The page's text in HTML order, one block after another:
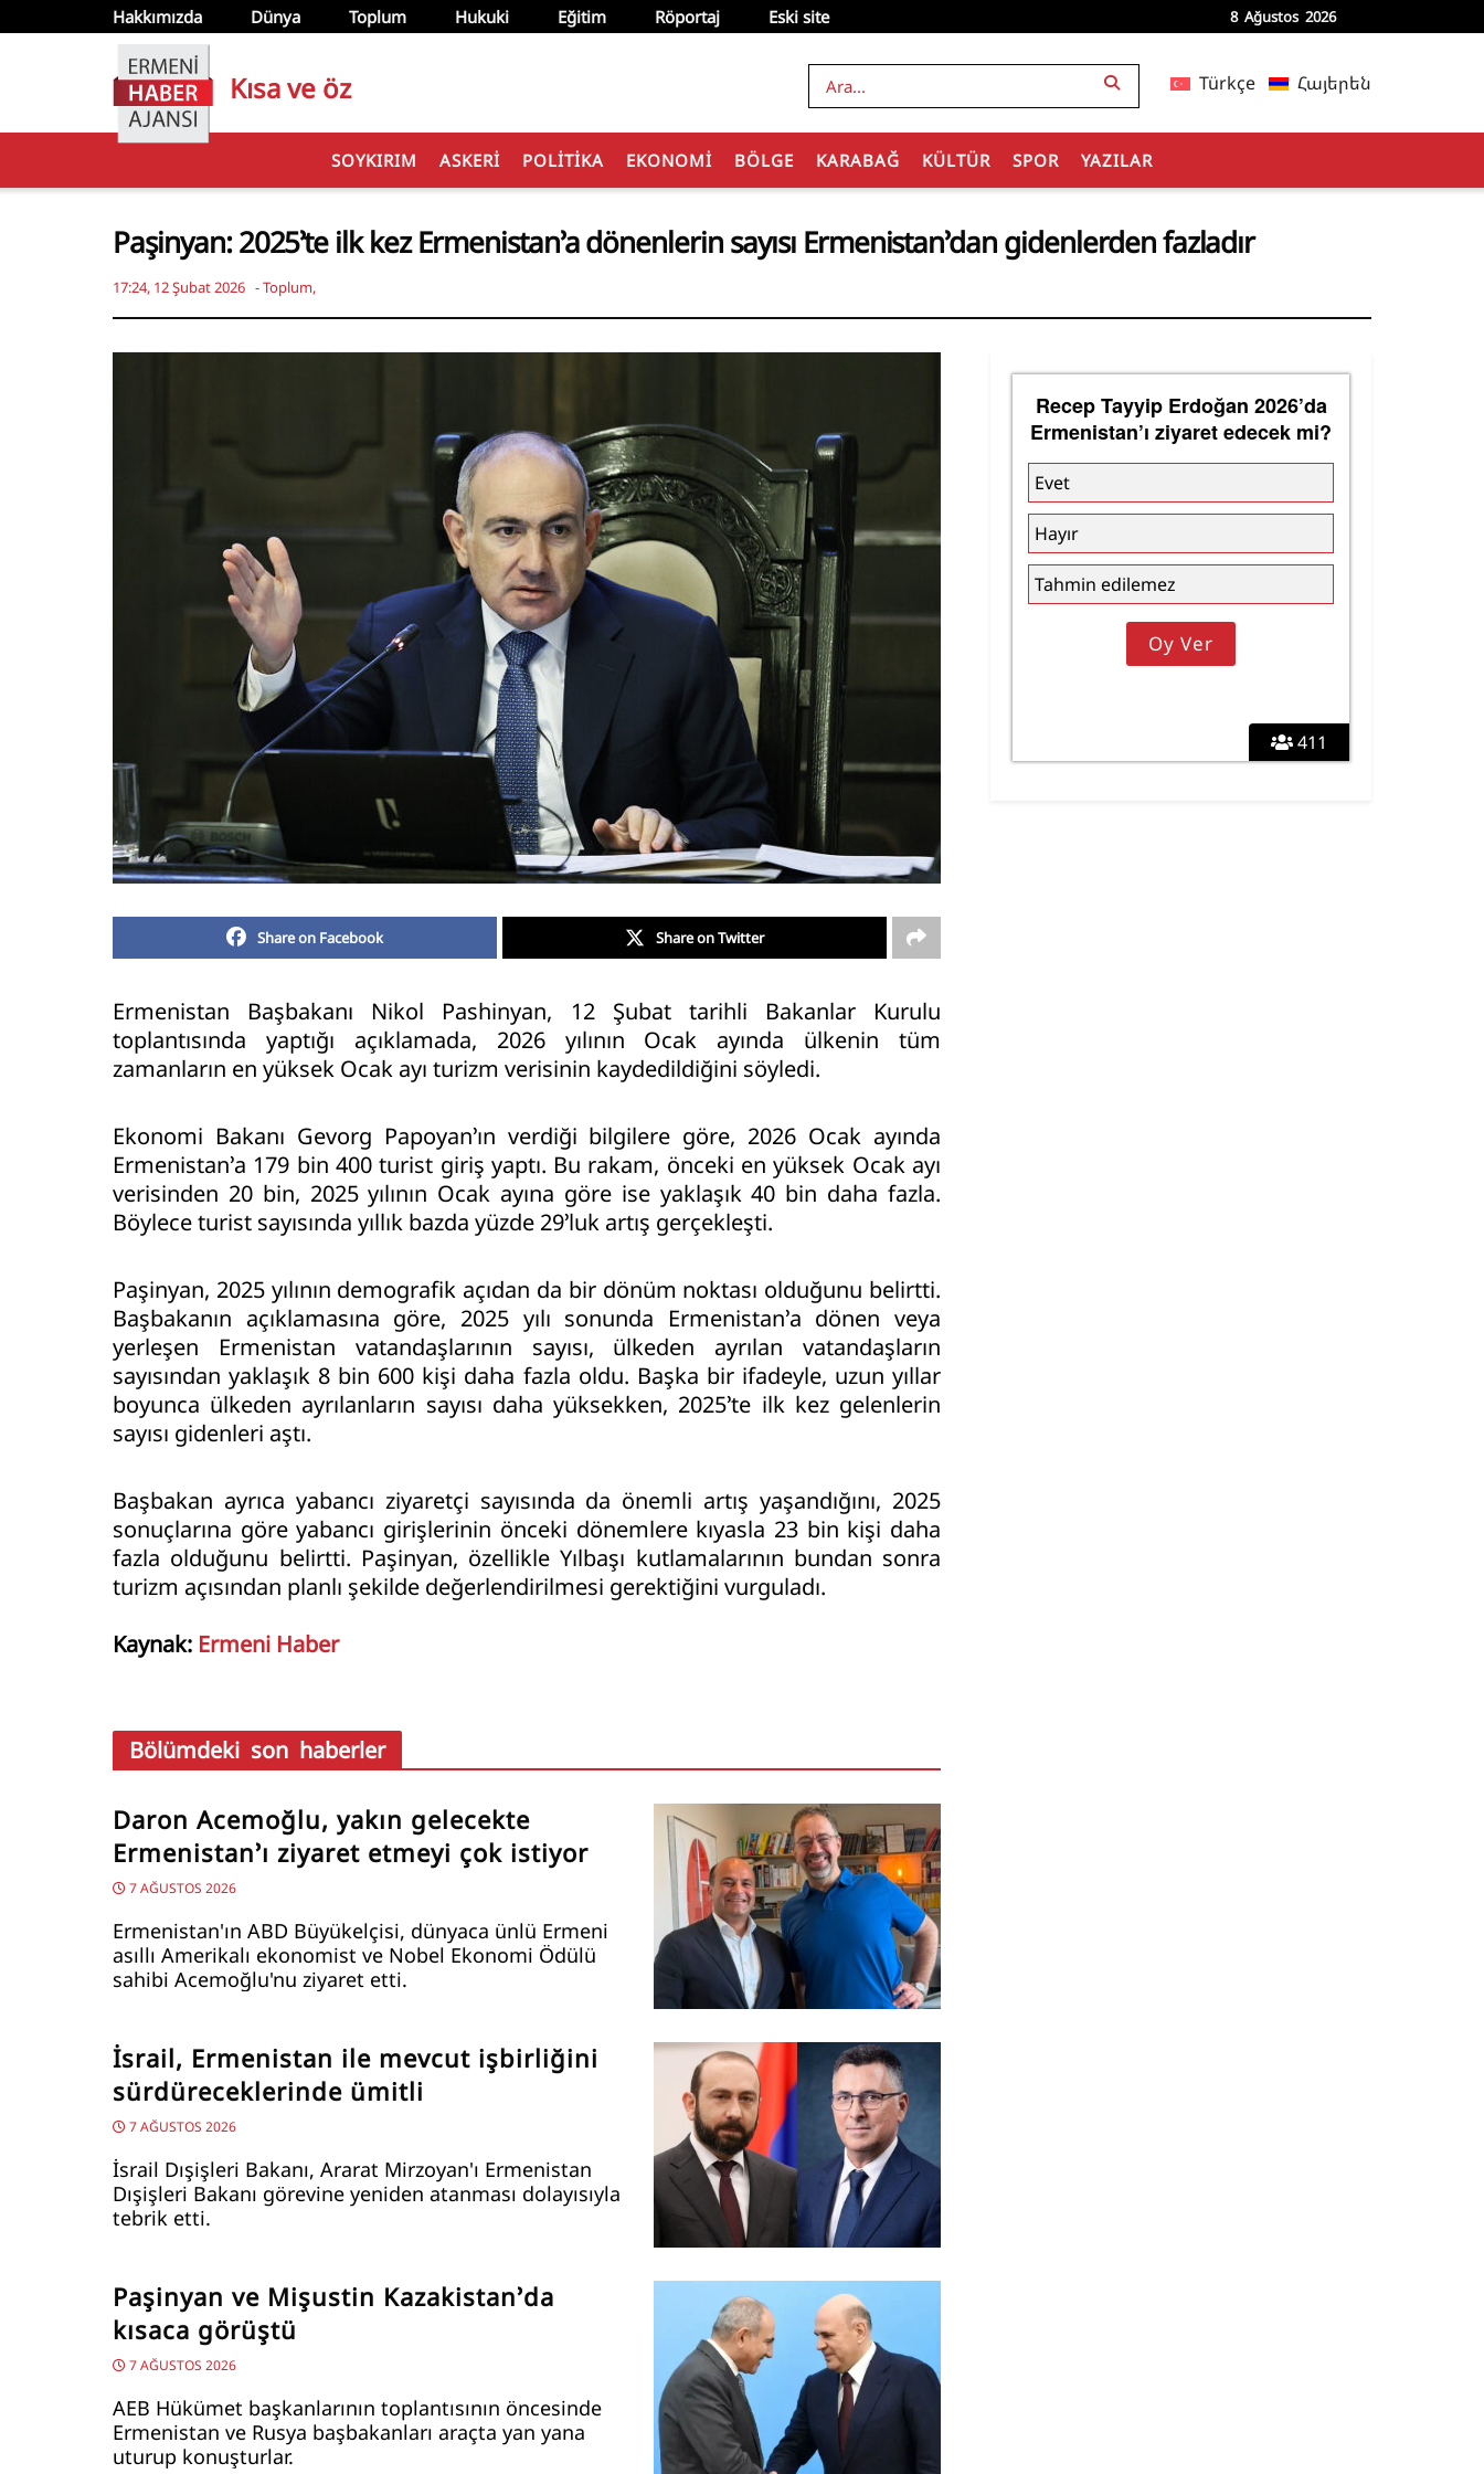
Hakkımızda Dünya Toplum Hukuki Eğitim Röportaj Eski site 8 Ağustos 2026
Kısa ve öz Türkçe Հայերեն
SOYKIRIM ASKERI POLITIKA EKONOMI BÖLGE KARABAĞ KÜLTÜR SPOR YAZILAR
Paşinyan: 2025’te ilk kez Ermenistan’a dönenlerin sayısı Ermenistan’dan gidenlerden fazladır
17:24, 12 Şubat 2026 -Toplum,
Share on Facebook Share on Twitter
Ermenistan Başbakanı Nikol Pashinyan, 12 Şubat tarihli Bakanlar Kurulu
toplantısında yaptığı açıklamada, 2026 yılının Ocak ayında ülkenin tüm
zamanların en yüksek Ocak ayı turizm verisinin kaydedildiğini söyledi.
Ekonomi Bakanı Gevorg Papoyan’ın verdiği bilgilere göre, 2026 Ocak ayında
Ermenistan’a 179 bin 400 turist giriş yaptı. Bu rakam, önceki en yüksek Ocak ayı
verisinden 20 bin, 2025 yılının Ocak ayına göre ise yaklaşık 40 bin daha fazla.
Böylece turist sayısında yıllık bazda yüzde 29’luk artış gerçekleşti.
Paşinyan, 2025 yılının demografik açıdan da bir dönüm noktası olduğunu belirtti.
Başbakanın açıklamasına göre, 2025 yılı sonunda Ermenistan’a dönen veya
yerleşen Ermenistan vatandaşlarının sayısı, ülkeden ayrılan vatandaşların
sayısından yaklaşık 8 bin 600 kişi daha fazla oldu. Başka bir ifadeyle, uzun yıllar
boyunca ülkeden ayrılanların sayısı daha yüksekken, 2025’te ilk kez gelenlerin
sayısı gidenleri aştı.
Başbakan ayrıca yabancı ziyaretçi sayısında da önemli artış yaşandığını, 2025
sonuçlarına göre yabancı girişlerinin önceki dönemlere kıyasla 23 bin kişi daha
fazla olduğunu belirtti. Paşinyan, özellikle Yılbaşı kutlamalarının bundan sonra
turizm açısından planlı şekilde değerlendirilmesi gerektiğini vurguladı.
Kaynak: Ermeni Haber
Bölümdeki son haberler
Daron Acemoğlu, yakın gelecekte
Ermenistan’ı ziyaret etmeyi çok istiyor
7 AĞUSTOS 2026
Ermenistan'ın ABD Büyükelçisi, dünyaca ünlü Ermeni
asıllı Amerikalı ekonomist ve Nobel Ekonomi Ödülü
sahibi Acemoğlu'nu ziyaret etti.
İsrail, Ermenistan ile mevcut işbirliğini
sürdüreceklerinde ümitli
7 AĞUSTOS 2026
İsrail Dışişleri Bakanı, Ararat Mirzoyan'ı Ermenistan
Dışişleri Bakanı görevine yeniden atanması dolayısıyla
tebrik etti.
Paşinyan ve Mişustin Kazakistan’da
kısaca görüştü
7 AĞUSTOS 2026
AEB Hükümet başkanlarının toplantısının öncesinde
Ermenistan ve Rusya başbakanları araçta yan yana
uturup konuşturlar.
411
Recep Tayyip Erdoğan 2026’da
Ermenistan’ı ziyaret edecek mi?
Evet
Hayır
Tahmin edilemez